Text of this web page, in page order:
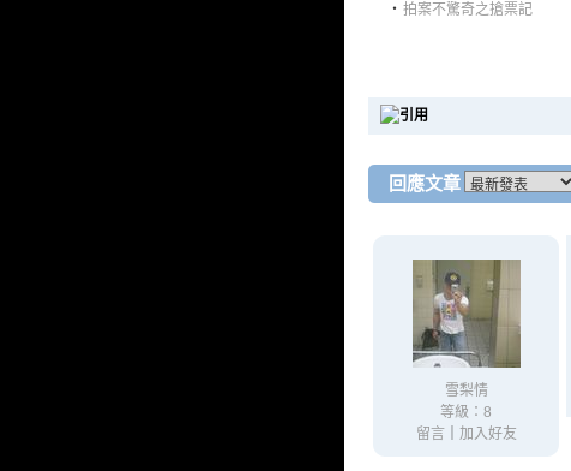
‧ 拍案不驚奇之搶票記
回應文章
雪梨情
等級：8
留言｜ 加入好友